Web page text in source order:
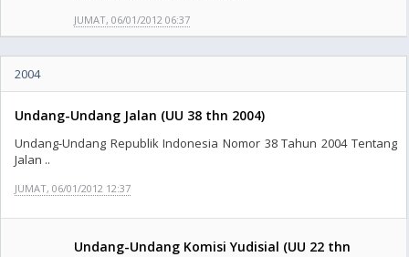
JUMAT, 06/01/2012 06:37
2004
Undang-Undang Jalan (UU 38 thn 2004)
Undang-Undang Republik Indonesia Nomor 38 Tahun 2004 Tentang
Jalan ..
JUMAT, 06/01/2012 12:37
Undang-Undang Komisi Yudisial (UU 22 thn